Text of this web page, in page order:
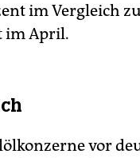
im Vergleich
im April.
vor